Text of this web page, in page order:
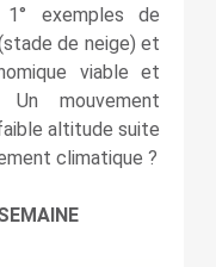
exemples de
de neige) et
viable et
mouvement
altitude suite
climatique ?